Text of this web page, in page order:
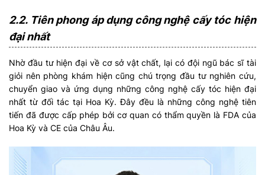
2.2. Tiên phong áp dụng công nghệ cấy tóc hiện
đại nhất
Nhờ đầu tư hiện đại về cơ sở vật chất, lại có đội ngũ bác sĩ tài
giỏi nên phòng khám hiện cũng chú trọng đầu tư nghiên cứu,
chuyển giao và ứng dụng những công nghệ cấy tóc hiện đại
nhất từ đối tác tại Hoa Kỳ. Đây đều là những công nghệ tiên
tiến đã được cấp phép bởi cơ quan có thẩm quyền là FDA của
Hoa Kỳ và CE của Châu Âu.